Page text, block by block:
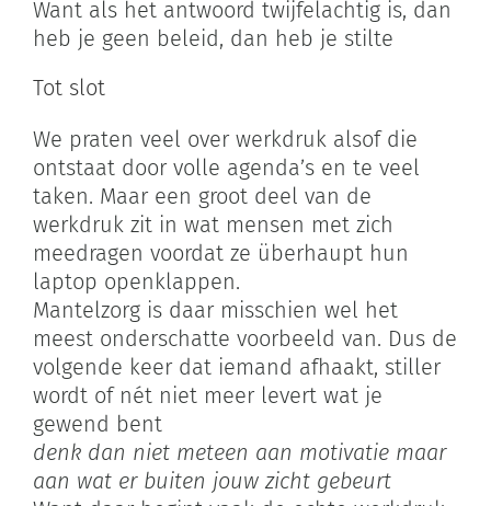
Want als het antwoord twijfelachtig is, dan
heb je geen beleid, dan heb je stilte
Tot slot
We praten veel over werkdruk alsof die
ontstaat door volle agenda’s en te veel
taken. Maar een groot deel van de
werkdruk zit in wat mensen met zich
meedragen voordat ze überhaupt hun
laptop openklappen.
Mantelzorg is daar misschien wel het
meest onderschatte voorbeeld van. Dus de
volgende keer dat iemand afhaakt, stiller
wordt of nét niet meer levert wat je
gewend bent
denk dan niet meteen aan motivatie maar
aan wat er buiten jouw zicht gebeurt